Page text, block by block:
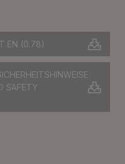
EN (0.78)
SAFETY